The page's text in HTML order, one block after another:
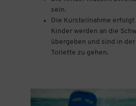
sein.
Die Kursteilnahme erfolgt
Kinder werden an die
übergeben und sind in
Toilette zu gehen.